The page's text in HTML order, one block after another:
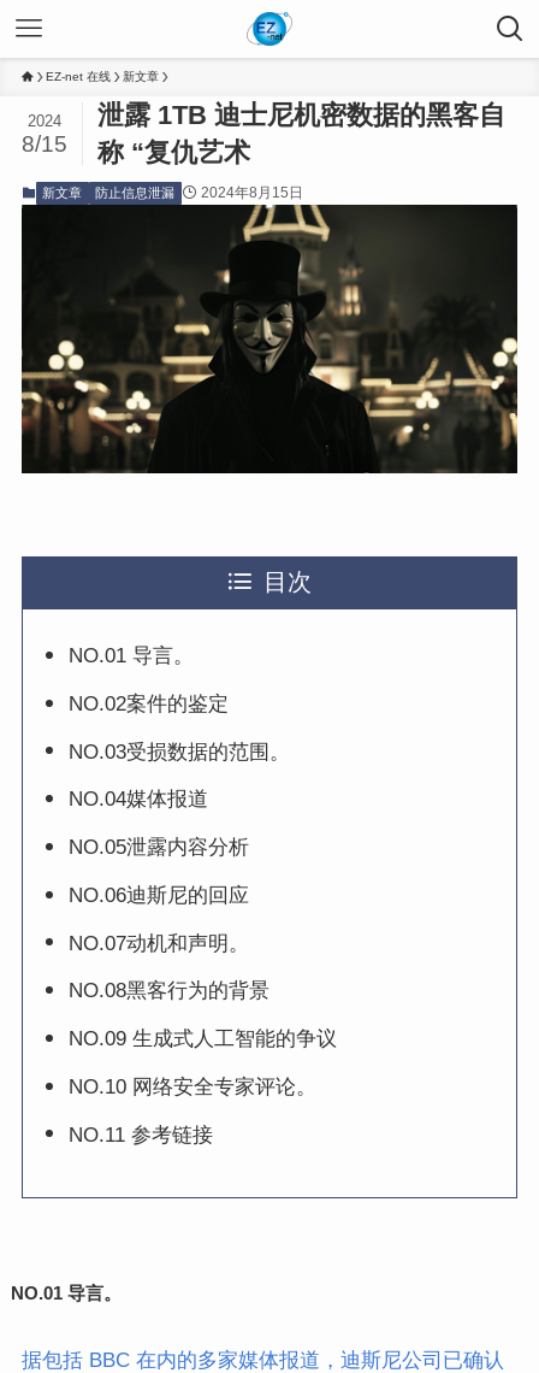
EZ-net 在线 新文章
泄露 1TB 迪士尼机密数据的黑客自
称 “复仇艺术
2024
8/15
新文章 防止信息泄漏 2024年8月15日
目次
NO.01 导言。
NO.02案件的鉴定
NO.03受损数据的范围。
NO.04媒体报道
NO.05泄露内容分析
NO.06迪斯尼的回应
NO.07动机和声明。
NO.08黑客行为的背景
NO.09 生成式人工智能的争议
NO.10 网络安全专家评论。
NO.11 参考链接
NO.01导言。
据包括 BBC 在内的多家媒体报道，迪斯尼公司已确认